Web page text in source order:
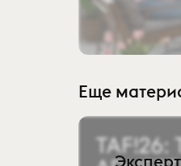
Еще